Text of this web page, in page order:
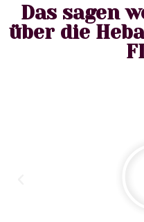
Das sagen
über die